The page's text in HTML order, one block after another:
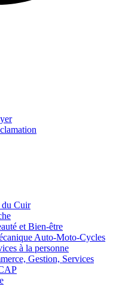
du Cuir
et Bien-être
Auto-Moto-Cycles
à la personne
Gestion, Services